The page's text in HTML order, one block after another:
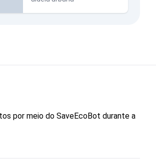
por meio do SaveEcoBot durante a